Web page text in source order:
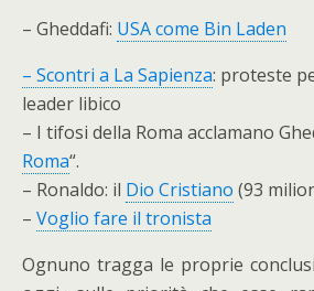
– Gheddafi: USA come Bin Laden
– Scontri a La Sapienza: proteste
leader libico
– I tifosi della Roma acclamano
Roma“.
– Ronaldo: il Dio Cristiano (93
– Voglio fare il tronista
Ognuno tragga le proprie